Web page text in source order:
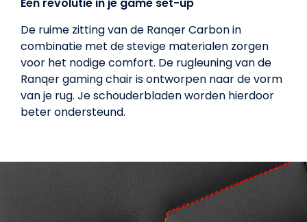
De ruime zitting van de Ranqer Carbon in
combinatie met de stevige materialen zorgen
voor het nodige comfort. De rugleuning van de
Ranqer gaming chair is ontworpen naar de vorm
van je rug. Je schouderbladen worden hierdoor
beter ondersteund.